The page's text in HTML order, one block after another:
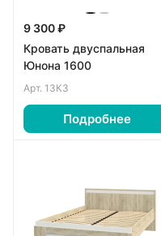
9 300 ₽
Кровать двуспальная
Юнона 1600
Арт. 13К3
Подробнее